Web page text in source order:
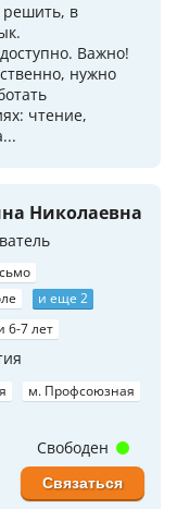
в
Важно!
нужно
чтение,
Николаевна
и еще 2
6-7 лет
м. Профсоюзная
Свободен
Связаться